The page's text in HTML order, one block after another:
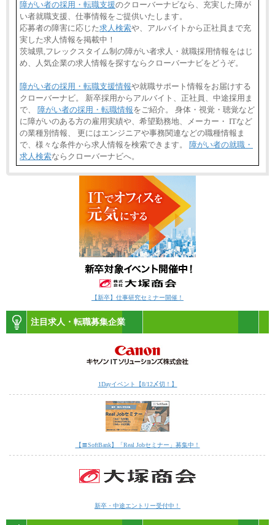
障がい者の採用・転職支援のクローバーナビなら、充実した障が
い者就職支援、仕事情報をご提供いたします。
応募者の障害に応じた求人検索や、アルバイトから正社員まで充
実した求人情報を掲載中！
茨城県,フレックスタイム制の障がい者求人・就職採用情報をはじ
め、人気企業の求人情報を探すならクローバーナビをどうぞ。
障がい者の採用・転職支援情報や就職サポート情報をお届けする
クローバーナビ。 新卒採用からアルバイト、正社員、中途採用ま
で、 障がい者の採用・転職情報をご紹介。 身体・視覚・聴覚など
に障がいのある方の雇用実績や、希望勤務地、メーカー・ ITなど
の業種別情報、 更にはエンジニアや事務関連などの職種情報ま
で、様々な条件から求人情報を検索できます。 障がい者の就職・
求人検索ならクローバーナビへ。
【新卒】仕事研究セミナー開催！
注目求人・転職募集企業
1Dayイベント【8/12〆切！】
【〓SoftBank】「Real Jobセミナー」募集中！
新卒・中途エントリー受付中！